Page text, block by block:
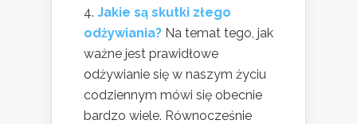
Jakie są skutki złego
odżywiania? Na temat tego, jak
ważne jest prawidłowe
odżywianie się w naszym życiu
codziennym mówi się obecnie
bardzo wiele. Równocześnie